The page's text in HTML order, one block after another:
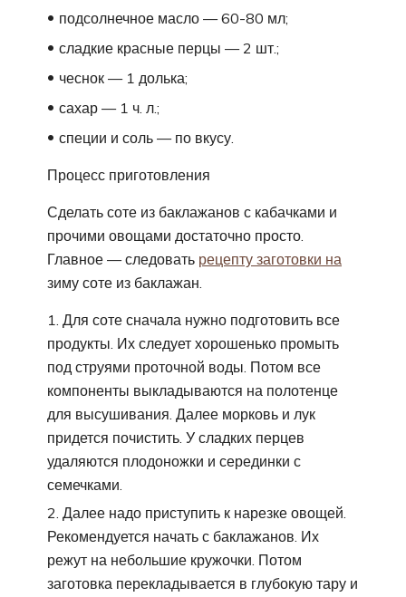
подсолнечное масло — 60-80 мл;
сладкие красные перцы — 2 шт.;
чеснок — 1 долька;
сахар — 1 ч. л.;
специи и соль — по вкусу.
Процесс приготовления
Сделать соте из баклажанов с кабачками и
прочими овощами достаточно просто.
Главное — следовать рецепту заготовки на
зиму соте из баклажан.
Для соте сначала нужно подготовить все
продукты. Их следует хорошенько промыть
под струями проточной воды. Потом все
компоненты выкладываются на полотенце
для высушивания. Далее морковь и лук
придется почистить. У сладких перцев
удаляются плодоножки и серединки с
семечками.
Далее надо приступить к нарезке овощей.
Рекомендуется начать с баклажанов. Их
режут на небольшие кружочки. Потом
заготовка перекладывается в глубокую тару и